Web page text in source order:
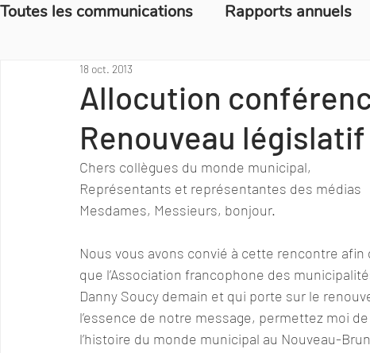
Toutes les communications Rapports annuels
Blogue - Ça mange quoi en hiver?
Mémoires
Allocution
Renouveau législatif
18 oct. 2013
Chers collègues du monde municipal,
Représentants et représentantes des médias
Mesdames, Messieurs, bonjour.
Nous vous avons convié à cette rencontre
que l’Association francophone des
Danny Soucy demain et qui porte sur le
l’essence de notre message, permettez moi
l’histoire du monde municipal au Nouveau-